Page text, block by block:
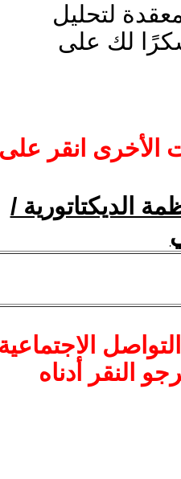
لتحليل
لك على
الأخرى انقر على
الديكتاتورية /
الاجتماعية
النقر أدناه